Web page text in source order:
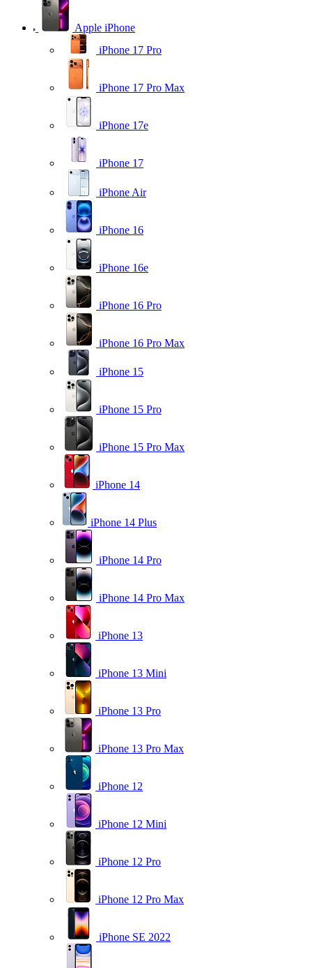
Apple iPhone
iPhone 17 Pro
iPhone 17 Pro Max
iPhone 17e
iPhone 17
iPhone Air
iPhone 16
iPhone 16e
iPhone 16 Pro
iPhone 16 Pro Max
iPhone 15
iPhone 15 Pro
iPhone 15 Pro Max
iPhone 14
iPhone 14 Plus
iPhone 14 Pro
iPhone 14 Pro Max
iPhone 13
iPhone 13 Mini
iPhone 13 Pro
iPhone 13 Pro Max
iPhone 12
iPhone 12 Mini
iPhone 12 Pro
iPhone 12 Pro Max
iPhone SE 2022